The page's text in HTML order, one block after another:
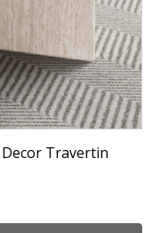
Travertin